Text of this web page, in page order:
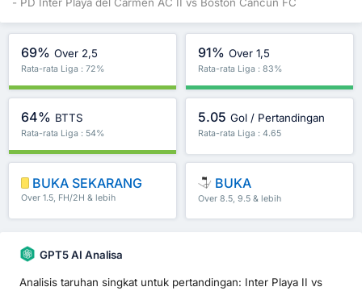
- PD Inter Playa del Carmen AC II vs Boston Cancun FC
69% Over 2,5
Rata-rata Liga : 72%
91% Over 1,5
Rata-rata Liga : 83%
64% BTTS
Rata-rata Liga : 54%
5.05 Gol / Pertandingan
Rata-rata Liga : 4.65
BUKA SEKARANG
Over 1.5, FH/2H & lebih
BUKA
Over 8.5, 9.5 & lebih
GPT5 AI Analisa
Analisis taruhan singkat untuk pertandingan: Inter Playa II vs